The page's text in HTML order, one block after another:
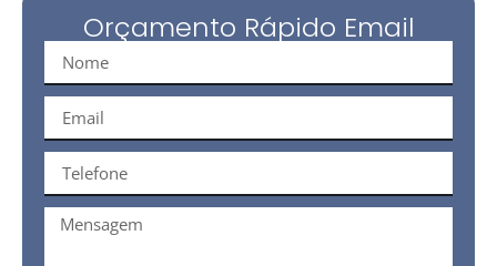
Orçamento Rápido Email